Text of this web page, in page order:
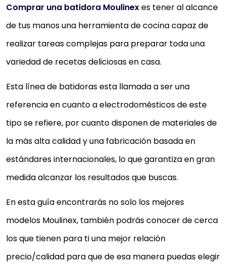
Comprar una batidora Moulinexes tener al alcance
de tus manos una herramienta de cocina capaz de
realizar tareas complejas para preparar toda una
variedad de recetas deliciosas en casa.
Esta línea de batidoras esta llamada a ser una
referencia en cuanto a electrodomésticos de este
tipo se refiere, por cuanto disponen de materiales de
la más alta calidad y una fabricación basada en
estándares internacionales, lo que garantiza en gran
medida alcanzar los resultados que buscas.
En esta guía encontrarás no solo los mejores
modelos Moulinex, también podrás conocer de cerca
los que tienen para ti una mejor relación
precio/calidad para que de esa manera puedas elegir